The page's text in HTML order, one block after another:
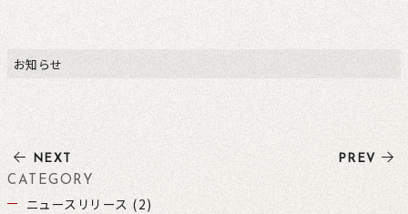
お知らせ
PREV
NEXT
CATEGORY
ニュースリリース (2)